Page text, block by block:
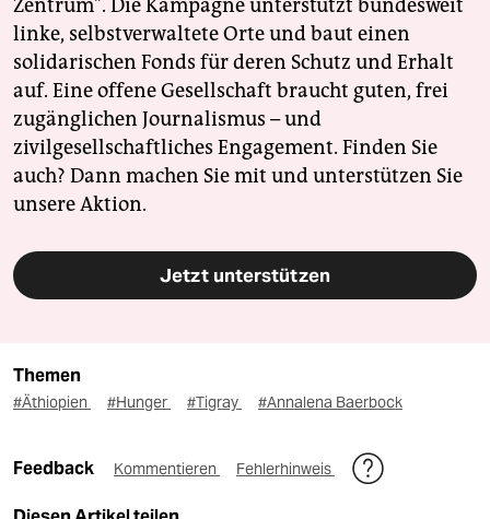
Zentrum". Die Kampagne unterstützt bundesweit
linke, selbstverwaltete Orte und baut einen
solidarischen Fonds für deren Schutz und Erhalt
auf. Eine offene Gesellschaft braucht guten, frei
zugänglichen Journalismus – und
zivilgesellschaftliches Engagement. Finden Sie
auch? Dann machen Sie mit und unterstützen Sie
unsere Aktion.
Jetzt unterstützen
Themen
#Äthiopien #Hunger #Tigray #Annalena Baerbock
Feedback Kommentieren Fehlerhinweis